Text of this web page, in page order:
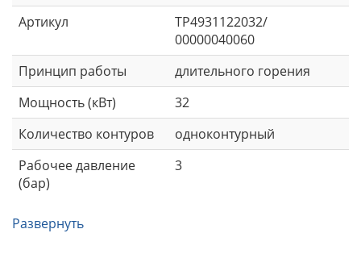
Артикул
TP4931122032/
00000040060
Принцип работы
длительного горения
Мощность (кВт)
32
Количество контуров
одноконтурный
Рабочее давление
(бар)
3
Развернуть